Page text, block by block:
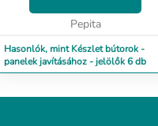
könnyen javíthatók bútorjavító
készletünkkel. A javítás úgy tört...
Pepita
Hasonlók, mint Készlet bútorok -
panelek javításához - jelölők 6 db